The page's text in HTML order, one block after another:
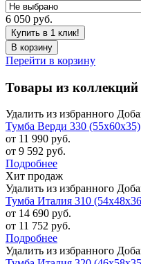
6 050 руб.
Купить в 1 клик!
В корзину
Перейти в корзину
Товары из коллекций
Удалить из избранного
Тумба Верди 330 (55х60х35)
от 11 990 руб.
от 9 592 руб.
Подробнее
Хит продаж
Удалить из избранного
Тумба Италия 310
от 14 690 руб.
от 11 752 руб.
Подробнее
Удалить из избранного